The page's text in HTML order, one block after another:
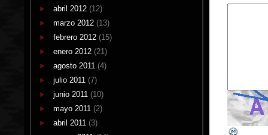
abril 2012 (12)
marzo 2012 (13)
febrero 2012 (15)
enero 2012 (21)
agosto 2011 (4)
julio 2011 (7)
junio 2011 (10)
mayo 2011 (2)
abril 2011 (3)